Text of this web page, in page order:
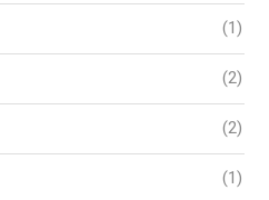
(1)
(2)
(2)
(1)